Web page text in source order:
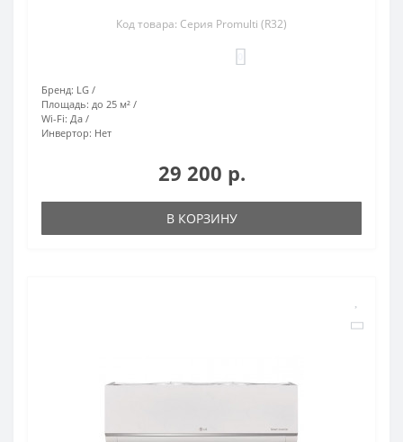
Код товара: Серия Promulti (R32)
Бренд: LG
Площадь: до 25 м²
Wi-Fi: Да
Инвертор: Нет
29 200 р.
В КОРЗИНУ